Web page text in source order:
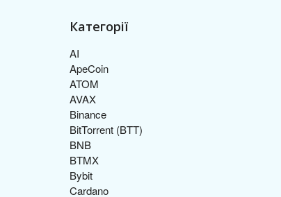
Категорії
AI
ApeCoin
ATOM
AVAX
Binance
BitTorrent (BTT)
BNB
BTMX
Bybit
Cardano